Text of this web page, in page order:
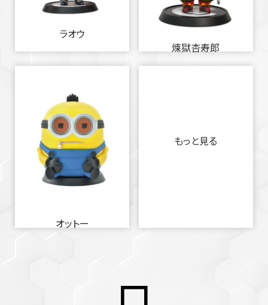
ラオウ
煉獄杏寿郎
オットー
もっと見る